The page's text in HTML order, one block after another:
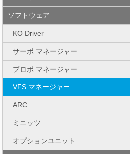
ソフトウェア
KO Driver
サーボ マネージャー
プロポ マネージャー
VFS マネージャー
ARC
ミニッツ
オプションユニット